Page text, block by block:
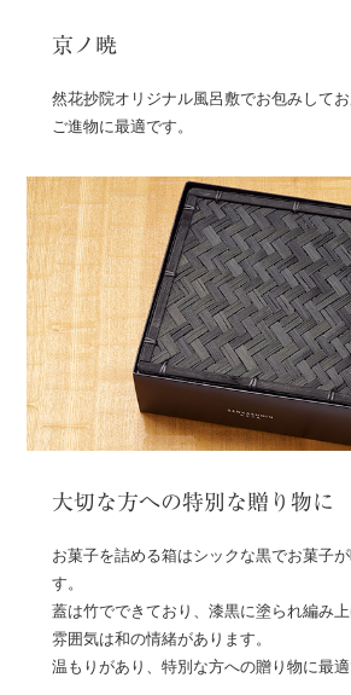
京ノ暁
然花抄院オリジナル風呂敷でお包みしてお
ご進物に最適です。
大切な方への特別な贈り物に
お菓子を詰める箱はシックな黒でお菓子
す。
蓋は竹でできており、漆黒に塗られ編み
雰囲気は和の情緒があります。
温もりがあり、特別な方への贈り物に最適